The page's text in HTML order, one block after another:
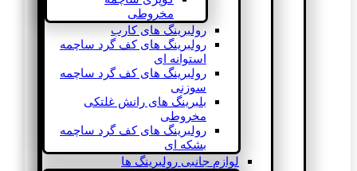
مخروطی
رولبرینگ های کارب
رولبرینگ های کف گرد ساچمه
استوانه ای
رولبرینگ های کف گرد ساچمه
سوزنی
بلبرینگ های رانش غلتکی
مخروطی
رولبرینگ های کف گرد ساچمه
بشکه ای
لوازم جانبی رولبرینگ ها